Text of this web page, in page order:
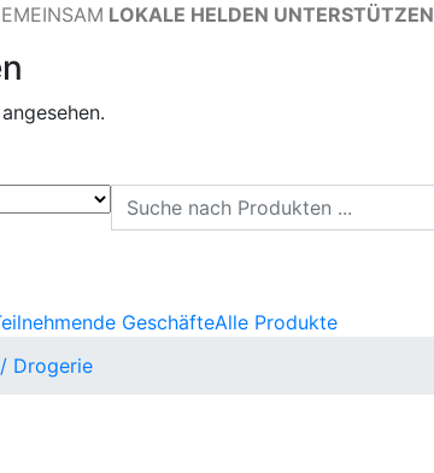
LOKALE HELDEN UNTERSTÜTZEN
GeschäfteAlle Produkte
Drogerie